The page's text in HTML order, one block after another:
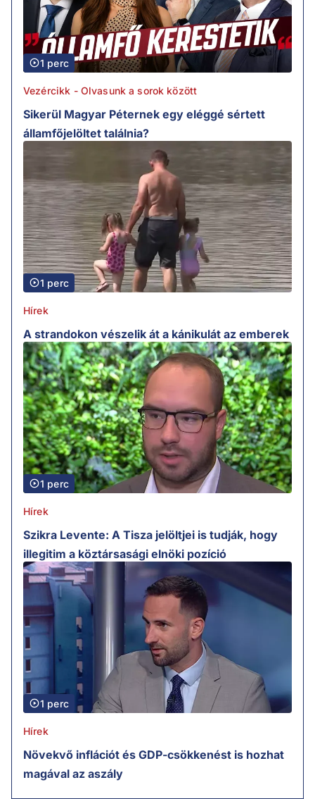
1 perc
Vezércikk - Olvasunk a sorok között
Sikerül Magyar Péternek egy eléggé sértett
államfőjelöltet találnia?
1 perc
Hírek
A strandokon vészelik át a kánikulát az emberek
1 perc
Hírek
Szikra Levente: A Tisza jelöltjei is tudják, hogy
illegitim a köztársasági elnöki pozíció
1 perc
Hírek
Növekvő inflációt és GDP-csökkenést is hozhat
magával az aszály